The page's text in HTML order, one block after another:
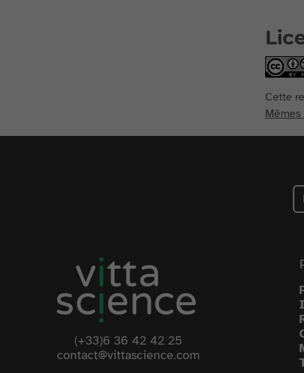
Cette
(+33)6 36 42 42 25
contact@vittascience.com